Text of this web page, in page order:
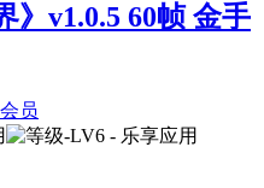
》v1.0.5 60帧 金手